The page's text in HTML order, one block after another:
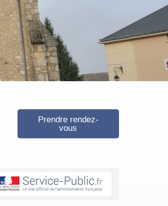
Prendre rendez-
vous